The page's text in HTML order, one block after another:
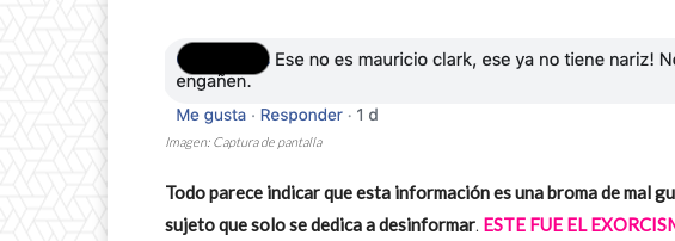
Imagen: Captura de pantalla
Todo parece indicar que esta información es una broma de mal
sujeto que solo se dedica a desinformar. ESTE FUE EL